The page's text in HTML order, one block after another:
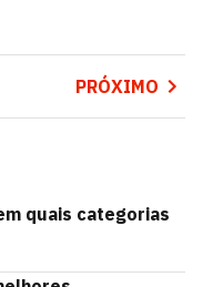
PRÓXIMO
quais categorias